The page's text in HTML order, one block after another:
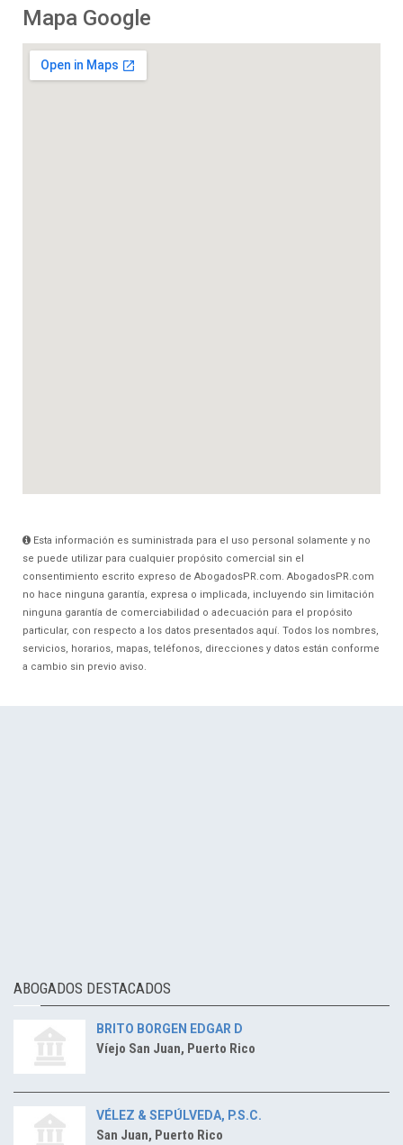
Mapa Google
Esta información es suministrada para el uso personal solamente y no
se puede utilizar para cualquier propósito comercial sin el
consentimiento escrito expreso de AbogadosPR.com. AbogadosPR.com
no hace ninguna garantía, expresa o implicada, incluyendo sin limitación
ninguna garantía de comerciabilidad o adecuación para el propósito
particular, con respecto a los datos presentados aquí. Todos los nombres,
servicios, horarios, mapas, teléfonos, direcciones y datos están conforme
a cambio sin previo aviso.
ABOGADOS DESTACADOS
BRITO BORGEN EDGAR D
Víejo San Juan, Puerto Rico
VÉLEZ & SEPÚLVEDA, P.S.C.
San Juan, Puerto Rico